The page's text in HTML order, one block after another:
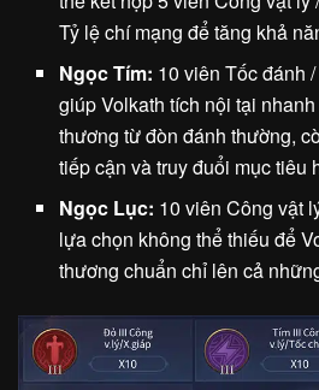
Tỷ lệ chí mạng để tăng khả
Ngọc Tím: 10 viên Tốc đánh
giúp Volkath tích nội tại
thương từ đòn đánh thường,
tiếp cận và truy đuổi mục tiêu
Ngọc Lục: 10 viên Công vật
lựa chọn không thể thiếu để
thương chuẩn chỉ lên cả